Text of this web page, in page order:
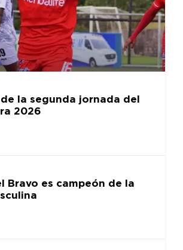
de la segunda jornada del
2026
Bravo es campeón de la